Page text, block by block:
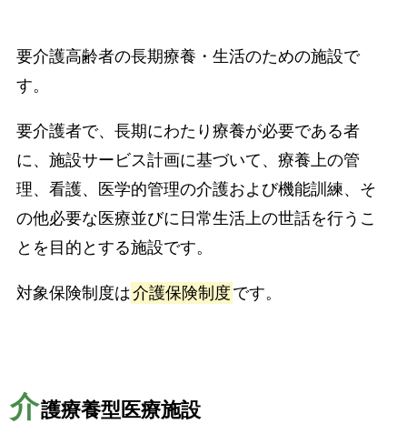
要介護高齢者の長期療養・生活のための施設で
す。
要介護者で、長期にわたり療養が必要である者
に、施設サービス計画に基づいて、療養上の管
理、看護、医学的管理の介護および機能訓練、そ
の他必要な医療並びに日常生活上の世話を行うこ
とを目的とする施設です。
対象保険制度は介護保険制度 です。
介護療養型医療施設